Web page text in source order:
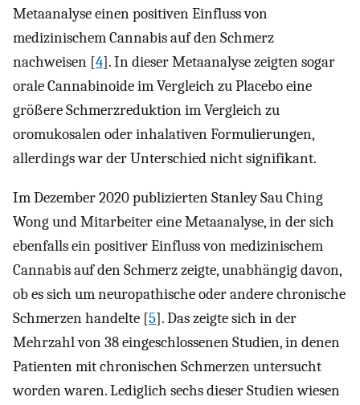
Metaanalyse einen positiven Einfluss von
medizinischem Cannabis auf den Schmerz
nachweisen [4]. In dieser Metaanalyse zeigten sogar
orale Cannabinoide im Vergleich zu Placebo eine
größere Schmerzreduktion im Vergleich zu
oromukosalen oder inhalativen Formulierungen,
allerdings war der Unterschied nicht signifikant.
Im Dezember 2020 publizierten Stanley Sau Ching
Wong und Mitarbeiter eine Metaanalyse, in der sich
ebenfalls ein positiver Einfluss von medizinischem
Cannabis auf den Schmerz zeigte, unabhängig davon,
ob es sich um neuropathische oder andere chronische
Schmerzen handelte [5]. Das zeigte sich in der
Mehrzahl von 38 eingeschlossenen Studien, in denen
Patienten mit chronischen Schmerzen untersucht
worden waren. Lediglich sechs dieser Studien wiesen